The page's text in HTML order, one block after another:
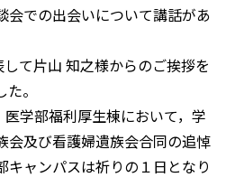
会での出会いについて講話があ
て片山 知之様からのご挨拶を
。
学部福利厚生棟において，学
会及び看護婦遺族会合同の追悼
キャンパスは祈りの１日となり